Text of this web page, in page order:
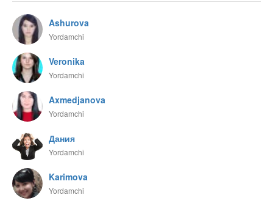
Ashurova
Yordamchi
Veronika
Yordamchi
Axmedjanova
Yordamchi
Дания
Yordamchi
Karimova
Yordamchi